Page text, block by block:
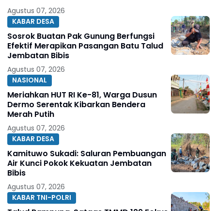
Agustus 07, 2026
KABAR DESA
Sosrok Buatan Pak Gunung Berfungsi
Efektif Merapikan Pasangan Batu Talud
Jembatan Bibis
Agustus 07, 2026
NASIONAL
Meriahkan HUT RI Ke-81, Warga Dusun
Dermo Serentak Kibarkan Bendera
Merah Putih
Agustus 07, 2026
KABAR DESA
Kamituwo Sukadi: Saluran Pembuangan
Air Kunci Pokok Kekuatan Jembatan
Bibis
Agustus 07, 2026
KABAR TNI-POLRI